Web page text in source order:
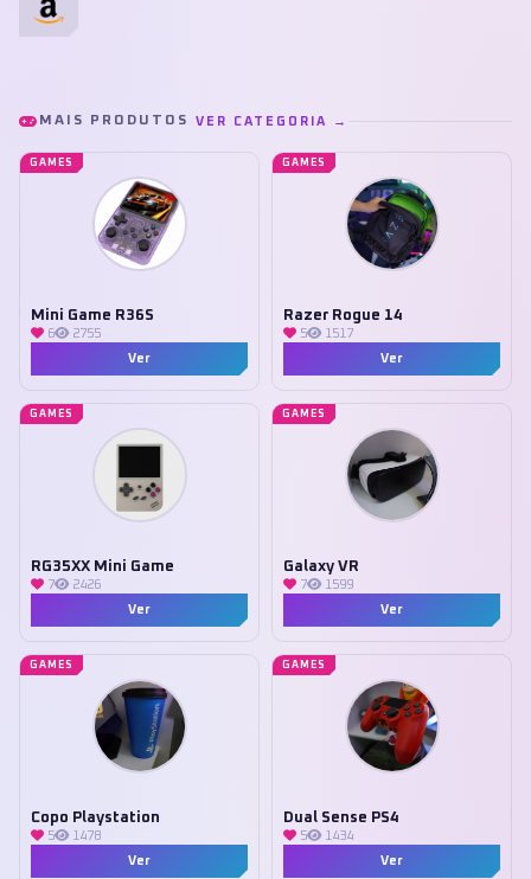
MAIS PRODUTOS VER CATEGORIA →
GAMES
Mini Game R36S
6
2755
Ver
GAMES
Razer Rogue 14
5
1517
Ver
GAMES
RG35XX Mini Game
7
2426
Ver
GAMES
Galaxy VR
7
1599
Ver
GAMES
Copo Playstation
5
1478
Ver
GAMES
Dual Sense PS4
5
1434
Ver